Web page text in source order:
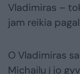
Vladimiras –
jam reikia
O Vladimiras
Michailu į jo